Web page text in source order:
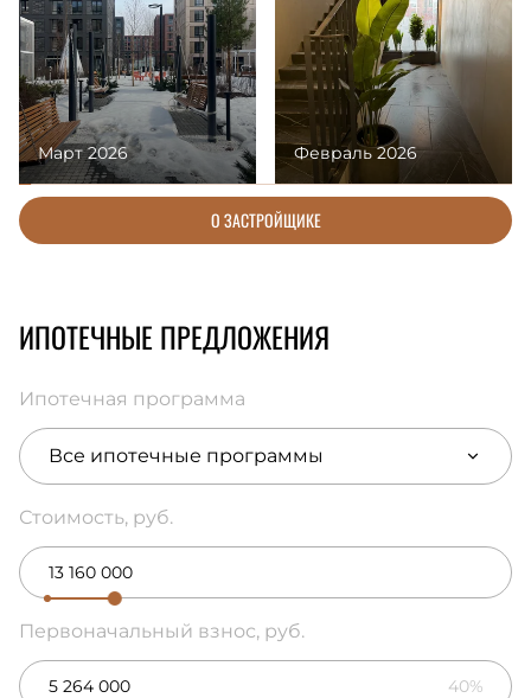
Март 2026 Февраль 2026
О ЗАСТРОЙЩИКЕ
ИПОТЕЧНЫЕ ПРЕДЛОЖЕНИЯ
Ипотечная программа
Все ипотечные программы
Стоимость, руб.
Первоначальный взнос, руб.
40%